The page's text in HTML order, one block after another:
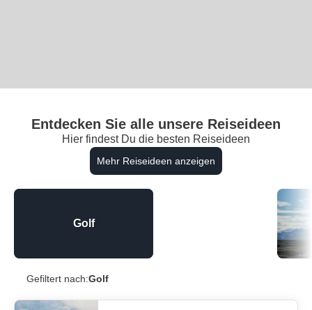
Entdecken Sie alle unsere Reiseideen
Hier findest Du die besten Reiseideen
Mehr Reiseideen anzeigen
Golf
Gefiltert nach:Golf